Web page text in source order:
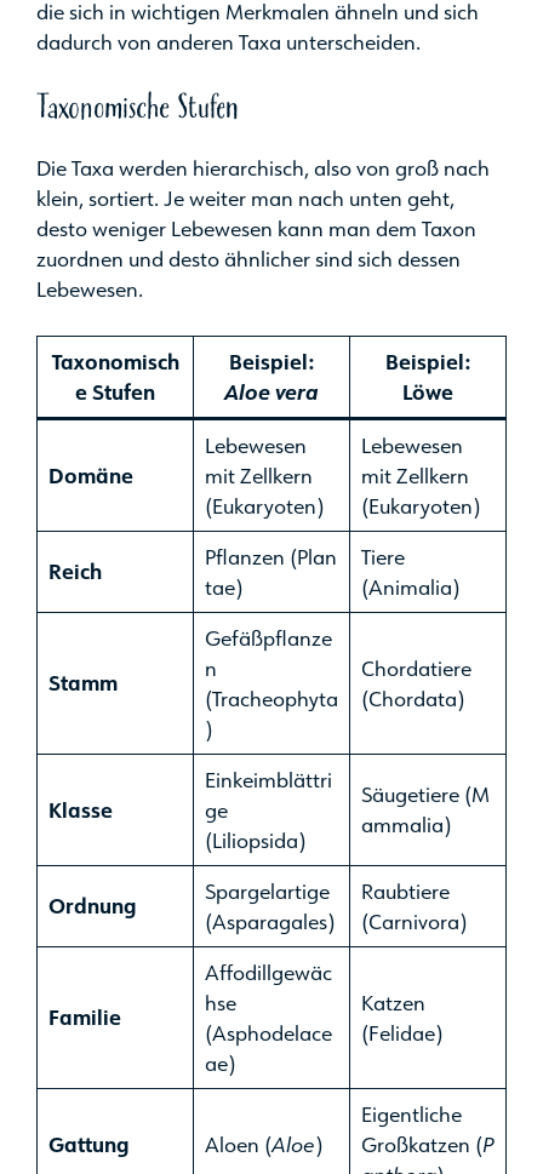
die sich in wichtigen Merkmalen ähneln und sich
dadurch von anderen Taxa unterscheiden.
Taxonomische Stufen
Die Taxa werden hierarchisch, also von groß nach
klein, sortiert. Je weiter man nach unten geht,
desto weniger Lebewesen kann man dem Taxon
zuordnen und desto ähnlicher sind sich dessen
Lebewesen.
Taxonomisch
e Stufen
Beispiel:
Aloe vera
Beispiel:
Löwe
Domäne
Lebewesen
mit Zellkern
(Eukaryoten)
Lebewesen
mit Zellkern
(Eukaryoten)
Reich
Pflanzen (Plan
tae)
Tiere
(Animalia)
Stamm
Gefäßpflanze
n
(Tracheophyta
)
Chordatiere
(Chordata)
Klasse
Einkeimblättri
ge
(Liliopsida)
Säugetiere (M
ammalia)
Ordnung
Spargelartige
(Asparagales)
Raubtiere
(Carnivora)
Familie
Affodillgewäc
hse
(Asphodelace
ae)
Katzen
(Felidae)
Gattung Aloen (Aloe)
Eigentliche
Großkatzen (P